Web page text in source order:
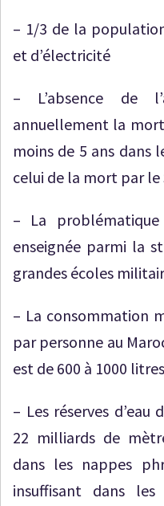
– 1/3 de la
et d’électricité
–
L’absence de
annuellement la
moins de 5 ans dans
celui de la mort par le
– La
enseignée parmi la
grandes écoles
– La consommation
par personne au
est de 600 à 1000
– Les réserves
22 milliards de
dans les nappes
insuffisant dans